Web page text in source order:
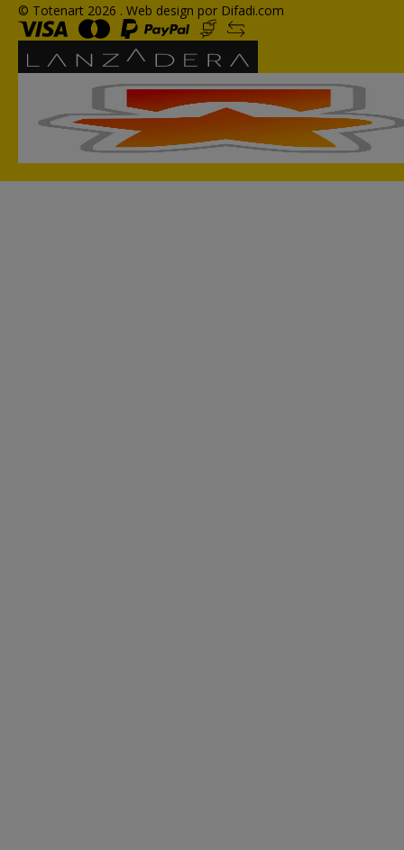
© Totenart 2026 . Web design por Difadi.com